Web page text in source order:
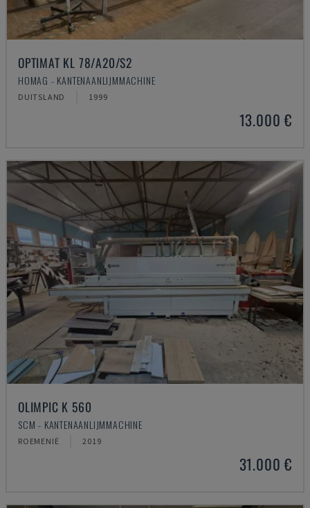
OPTIMAT KL 78/A20/S2
HOMAG - KANTENAANLIJMMACHINE
DUITSLAND 1999
13.000 €
OLIMPIC K 560
SCM - KANTENAANLIJMMACHINE
ROEMENIË 2019
31.000 €